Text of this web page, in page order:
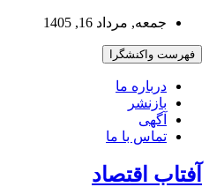
بروید
جمعه, مرداد 16, 1405
فهرست واکنشگرا
درباره ما
بازنشر
آگهی
تماس با ما
آفتاب اقتصاد